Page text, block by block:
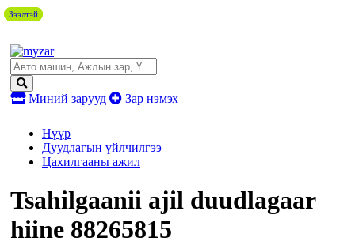
Миний зарууд Зар нэмэх
Нүүр
Дуудлагын үйлчилгээ
Цахилгааны ажил
Tsahilgaanii ajil duudlagaar
hiine 88265815
Зээлтэй
Зээлтэй
Зээлтэй